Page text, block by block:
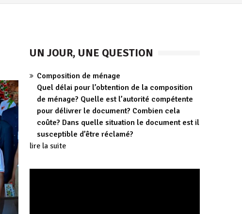
UN JOUR, UNE QUESTION
Composition de ménage
Quel délai pour l’obtention de la composition
de ménage? Quelle est l’autorité compétente
pour délivrer le document? Combien cela
coûte? Dans quelle situation le document est il
susceptible d’être réclamé?
lire la suite